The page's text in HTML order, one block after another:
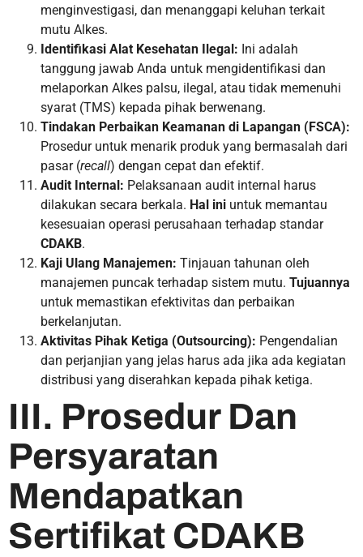
menginvestigasi, dan menanggapi keluhan terkait
mutu Alkes.
Identifikasi Alat Kesehatan Ilegal: Ini adalah
tanggung jawab Anda untuk mengidentifikasi dan
melaporkan Alkes palsu, ilegal, atau tidak memenuhi
syarat (TMS) kepada pihak berwenang.
Tindakan Perbaikan Keamanan di Lapangan (FSCA):
Prosedur untuk menarik produk yang bermasalah dari
pasar (recall) dengan cepat dan efektif.
Audit Internal: Pelaksanaan audit internal harus
dilakukan secara berkala. Hal ini untuk memantau
kesesuaian operasi perusahaan terhadap standar
CDAKB.
Kaji Ulang Manajemen: Tinjauan tahunan oleh
manajemen puncak terhadap sistem mutu. Tujuannya
untuk memastikan efektivitas dan perbaikan
berkelanjutan.
Aktivitas Pihak Ketiga (Outsourcing): Pengendalian
dan perjanjian yang jelas harus ada jika ada kegiatan
distribusi yang diserahkan kepada pihak ketiga.
III. Prosedur Dan
Persyaratan
Mendapatkan
Sertifikat CDAKB